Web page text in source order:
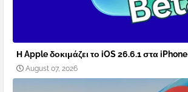
Η Apple δοκιμάζει το iOS 26.6.1 στα iPhone
August 07, 2026